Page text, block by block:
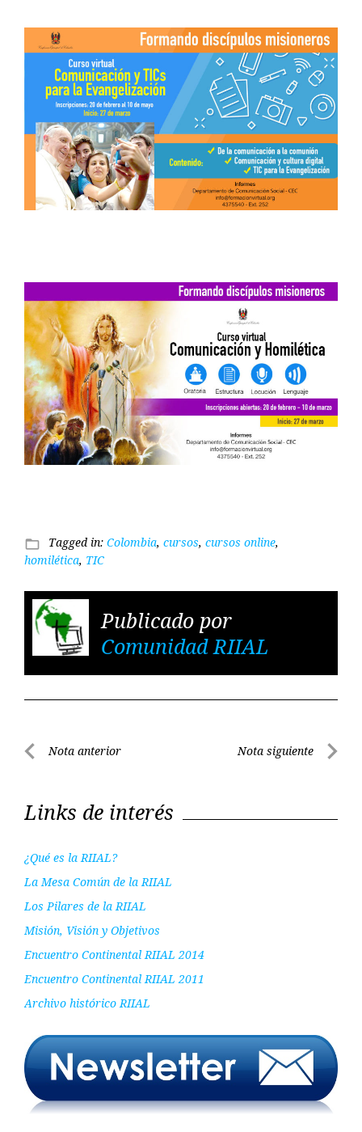
folder_open Tagged in: Colombia, cursos, cursos online,
homilética, TIC
Publicado por
Comunidad RIIAL
Navegación
Nota anterior Nota siguiente
Links de interés
¿Qué es la RIIAL?
La Mesa Común de la RIIAL
Los Pilares de la RIIAL
Misión, Visión y Objetivos
Encuentro Continental RIIAL 2014
Encuentro Continental RIIAL 2011
Archivo histórico RIIAL